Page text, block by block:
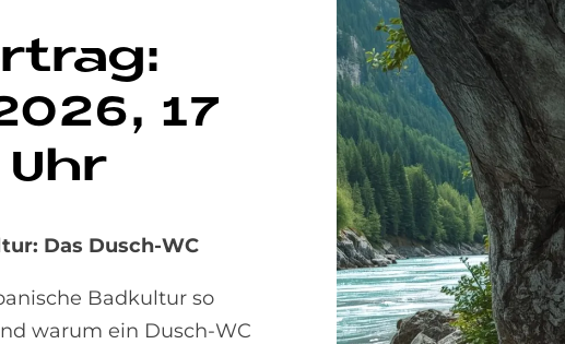
17
Uhr
Das Dusch-WC
Badkultur so
warum ein Dusch-WC